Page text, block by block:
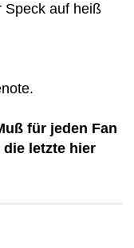
Speck auf heiß
für jeden Fan
letzte hier